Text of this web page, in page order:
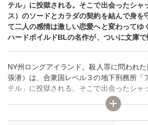
テル」に投獄される。そこで出会ったシャ
ス）のソードとカラダの契約を結んで身を
て二人の感情は激しい恋愛へと変わってゆ
ハードボイルドBLの名作が、ついに文庫で
NY州ロングアイランド。殺人罪に問われ
張潜）は、合衆国レベル３の地下刑務所「
テル」に投獄される。そこで出会ったシャ
ス）のソードとカラダの契約を結んで身を
て二人の感情は激しい恋愛へと変わってゆ
ハードボイルドBLの名作が、ついに文庫で